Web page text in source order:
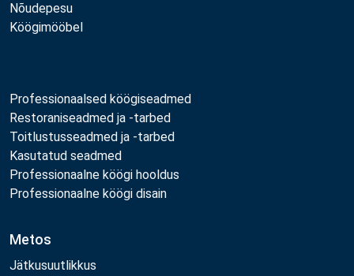
Nõudepesu
Köögimööbel
Professionaalsed köögiseadmed
Restoraniseadmed ja -tarbed
Toitlustusseadmed ja -tarbed
Kasutatud seadmed
Professionaalne köögi hooldus
Professionaalne köögi disain
Metos
Jätkusuutlikkus